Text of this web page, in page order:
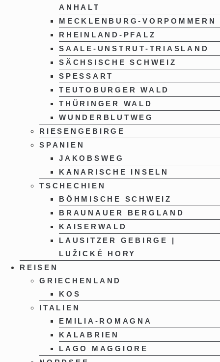
ANHALT
MECKLENBURG-VORPOMMERN
RHEINLAND-PFALZ
SAALE-UNSTRUT-TRIASLAND
SÄCHSISCHE SCHWEIZ
SPESSART
TEUTOBURGER WALD
THÜRINGER WALD
WUNDERBLUTWEG
RIESENGEBIRGE
SPANIEN
JAKOBSWEG
KANARISCHE INSELN
TSCHECHIEN
BÖHMISCHE SCHWEIZ
BRAUNAUER BERGLAND
KAISERWALD
LAUSITZER GEBIRGE |
LUŽICKÉ HORY
REISEN
GRIECHENLAND
KOS
ITALIEN
EMILIA-ROMAGNA
KALABRIEN
LAGO MAGGIORE